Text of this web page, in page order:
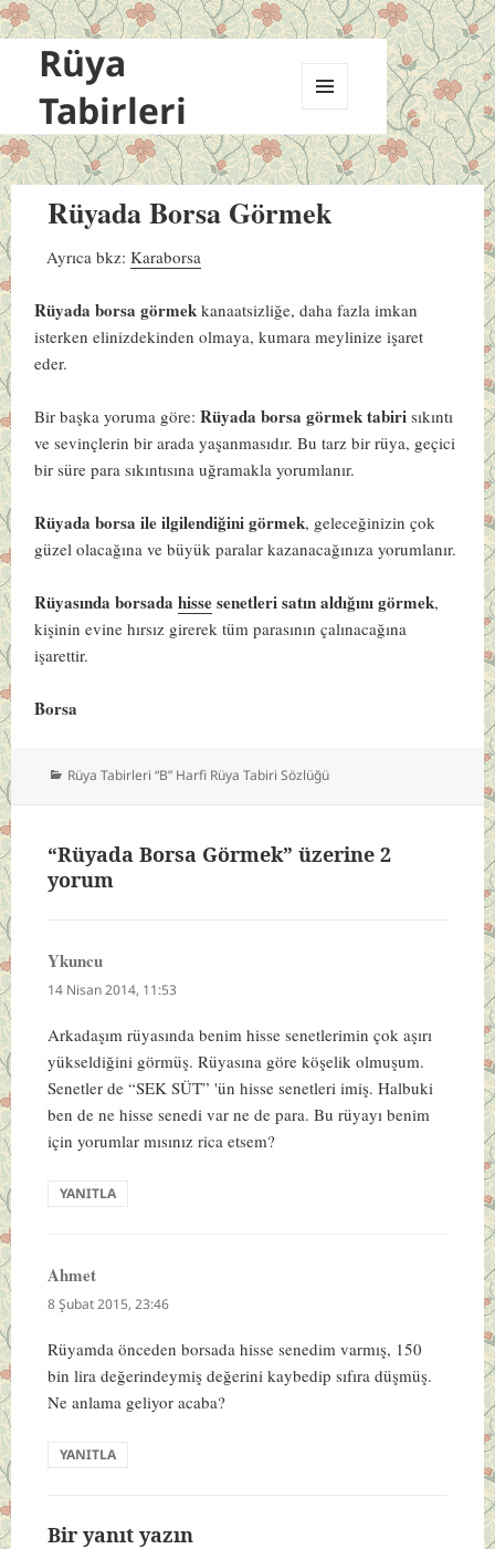
Rüya
Tabirleri
VE
BILEŞENLER
Rüyada Borsa Görmek
Ayrıca bkz:Karaborsa
Rüyada borsa görmekkanaatsizliğe, daha fazla imkan
isterken elinizdekinden olmaya, kumara meylinize işaret
eder.
Bir başka yoruma göre:Rüyada borsa görmek tabirisıkıntı
ve sevinçlerin bir arada yaşanmasıdır. Bu tarz bir rüya, geçici
bir süre para sıkıntısına uğramakla yorumlanır.
Rüyada borsa ile ilgilendiğini görmek, geleceğinizin çok
güzel olacağına ve büyük paralar kazanacağınıza yorumlanır.
Rüyasında borsadahissesenetleri satın aldığını görmek,
kişinin evine hırsız girerek tüm parasının çalınacağına
işarettir.
Borsa
Kategoriler
Rüya Tabirleri “B” Harfi Rüya Tabiri Sözlüğü
“Rüyada Borsa Görmek” üzerine 2
yorum
Ykuncudedi
ki:
14 Nisan 2014, 11:53
Arkadaşım rüyasında benim hisse senetlerimin çok aşırı
yükseldiğini görmüş. Rüyasına göre köşelik olmuşum.
Senetler de “SEK SÜT” 'ün hisse senetleri imiş. Halbuki
ben de ne hisse senedi var ne de para. Bu rüyayı benim
için yorumlar mısınız rica etsem?
YANITLA
Ahmetdedi
ki:
8 Şubat 2015, 23:46
Rüyamda önceden borsada hisse senedim varmış, 150
bin lira değerindeymiş değerini kaybedip sıfıra düşmüş.
Ne anlama geliyor acaba?
YANITLA
Bir yanıt yazın